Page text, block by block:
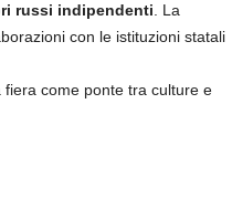
russi indipendenti . La
con le istituzioni statali
come ponte tra culture e